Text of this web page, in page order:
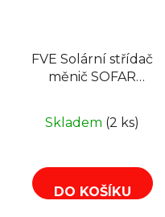
FVE Solární střídač
měnič SOFAR
Skladem (2 ks)
DO KOŠÍKU